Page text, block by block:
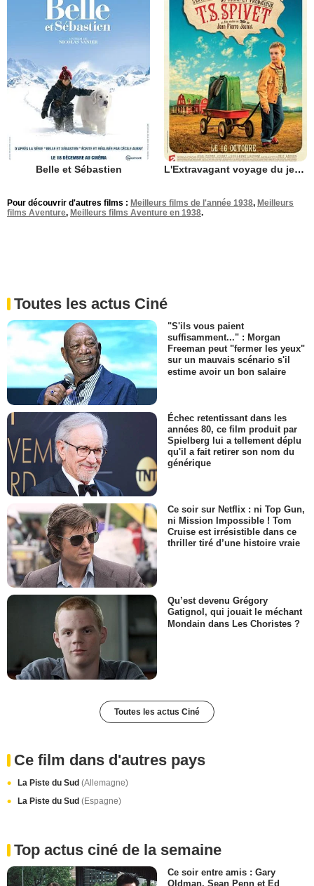
Belle et Sébastien L'Extravagant voyage du jeune et prodigieux T.S. Spivet
Pour découvrir d'autres films : Meilleurs films de l'année 1938, Meilleurs
films Aventure, Meilleurs films Aventure en 1938.
Toutes les actus Ciné
"S'ils vous paient
suffisamment..." : Morgan
Freeman peut "fermer les yeux"
sur un mauvais scénario s'il
estime avoir un bon salaire
Échec retentissant dans les
années 80, ce film produit par
Spielberg lui a tellement déplu
qu'il a fait retirer son nom du
générique
Ce soir sur Netflix : ni Top Gun,
ni Mission Impossible ! Tom
Cruise est irrésistible dans ce
thriller tiré d’une histoire vraie
Qu’est devenu Grégory
Gatignol, qui jouait le méchant
Mondain dans Les Choristes ?
Toutes les actus Ciné
Ce film dans d'autres pays
La Piste du Sud (Allemagne)
La Piste du Sud (Espagne)
Top actus ciné de la semaine
Ce soir entre amis : Gary
Oldman, Sean Penn et Ed